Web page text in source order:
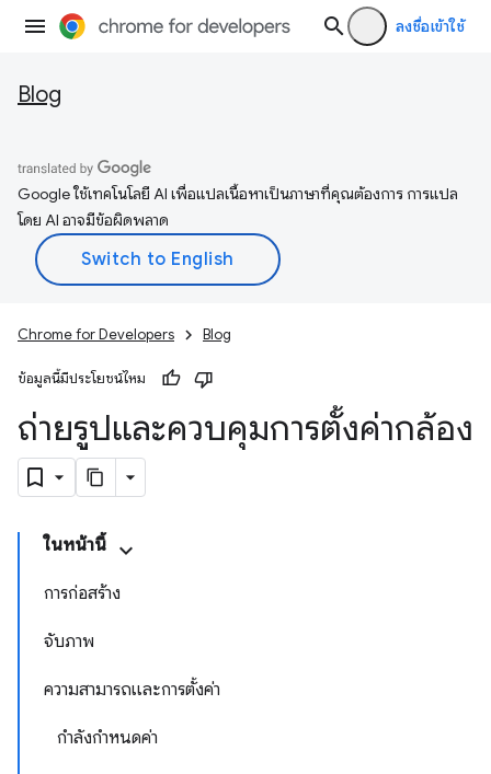
ลงชื่อเข้าใช้
Blog
Google ใช้เทคโนโลยี AI เพื่อแปลเนื้อหาเป็นภาษาที่คุณต้องการ การแปล
โดย AI อาจมีข้อผิดพลาด
Chrome for Developers Blog
ข้อมูลนี้มีประโยชน์ไหม
ถ่ายรูปและควบคุมการตั้งค่ากล้อง
ในหน้านี้
การก่อสร้าง
จับภาพ
ความสามารถและการตั้งค่า
กำลังกำหนดค่า